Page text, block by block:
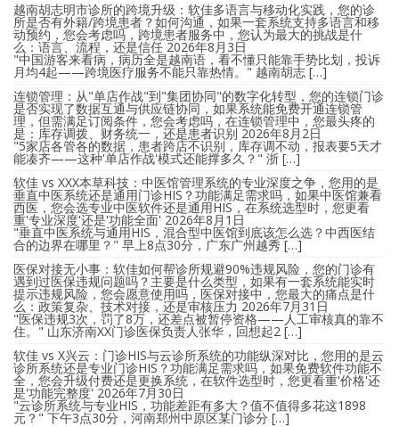
越南胡志明市诊所的跨境升级：软佳多语言与移动化实践，您的诊
所是否有外籍/跨境患者？如何沟通，如果一套系统支持多语言和移
动预约，您会考虑吗，跨境患者服务中，您认为最大的挑战是什
么：语言、流程，还是信任 2026年8月3日
"中国游客来看病，病历全是越南语，看不懂只能靠手势比划，投诉
月均4起——跨境医疗服务不能只靠热情。" 越南胡志 […]
连锁管理：从"单店作战"到"集团协同"的数字化转型，您的连锁门诊
是否实现了数据互通与供应链协同，如果系统能免费开通连锁管
理，但需满足订阅条件，您会考虑吗，在连锁管理中，您最头疼的
是：库存调拨、财务统一，还是患者识别 2026年8月2日
"5家店各管各的数据，患者跨店不识别，库存调不动，报表要5天才
能凑齐——这种'单店作战'模式还能撑多久？" 浙 […]
软佳 vs XXX本草科技：中医馆管理系统的专业深度之争，您用的是
垂直中医系统还是通用门诊HIS？功能满足需求吗，如果中医馆兼看
西医，您会选专业中医软件还是通用HIS，在系统选型时，您更看
重'专业深度'还是'功能全面' 2026年8月1日
"垂直中医系统与通用HIS，混合型中医馆到底该怎么选？中西医结
合的边界在哪里？" 早上8点30分，广东广州越秀 […]
医保对接无小事：软佳如何帮诊所规避90%违规风险，您的门诊有
遇到过医保违规问题吗？主要是什么类型，如果有一套系统能实时
提示违规风险，您会愿意使用吗，医保对接中，您最大的痛点是什
么：政策复杂、技术对接，还是审核压力 2026年7月31日
"医保违规3次，罚了8万，还差点被暂停资格——人工审核真的靠不
住。" 山东济南XX门诊医保负责人张华，回想起2 […]
软佳 vs X兴云：门诊HIS与云诊所系统的功能纵深对比，您用的是云
诊所系统还是专业门诊HIS？功能满足需求吗，如果免费软件功能不
全，您会升级付费还是更换系统，在软件选型时，您更看重'价格'还
是'功能完整度' 2026年7月30日
"云诊所系统与专业HIS，功能差距有多大？值不值得多花这1898
元？" 下午3点30分，河南郑州中原区某门诊分 […]